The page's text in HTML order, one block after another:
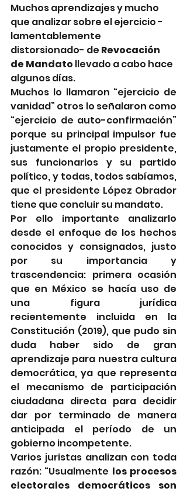
Muchos aprendizajes y mucho
que analizar sobre el ejercicio -
lamentablemente
distorsionado- de Revocación
de Mandato llevado a cabo hace
algunos días.
Muchos lo llamaron “ejercicio de
vanidad” otros lo señalaron como
“ejercicio de auto-confirmación”
porque su principal impulsor fue
justamente el propio presidente,
sus funcionarios y su partido
político, y todas, todos sabíamos,
que el presidente López Obrador
tiene que concluir su mandato.
Por ello importante analizarlo
desde el enfoque de los hechos
conocidos y consignados, justo
por su importancia y
trascendencia: primera ocasión
que en México se hacía uso de
una figura jurídica
recientemente incluida en la
Constitución (2019), que pudo sin
duda haber sido de gran
aprendizaje para nuestra cultura
democrática, ya que representa
el mecanismo de participación
ciudadana directa para decidir
dar por terminado de manera
anticipada el período de un
gobierno incompetente.
Varios juristas analizan con toda
razón: “Usualmente los procesos
electorales democráticos son